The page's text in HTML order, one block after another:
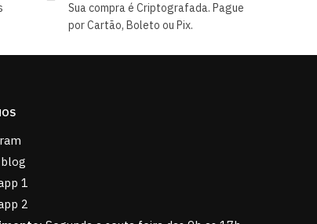
Sua compra é Criptografada. Pague
por Cartão, Boleto ou Pix.
1
2